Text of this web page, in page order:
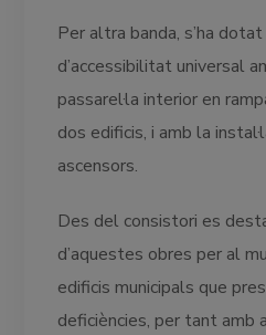
Per altra banda, s’ha dotat
d’accessibilitat universal
passarel·la interior en
dos edificis, i amb la
ascensors.
Des del consistori es
d’aquestes obres per al
edificis municipals que
deficiències, per tant amb